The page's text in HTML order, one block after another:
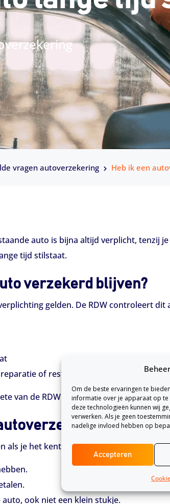
Om de beste ervaringen te
informatie over je apparaat op
deze technologieën kunnen wij
verwerken. Als je geen
nadelige invloed hebben op
Accepteren
vragen autoverzekering Heb ik een
auto is bijna altijd verplicht, tenzij
tijd stilstaat.
verzekerd blijven?
gelden. De RDW controleert
of restauratie
van de RDW.
als je het kenteken laat schorsen bij de
ook niet een klein stukje.